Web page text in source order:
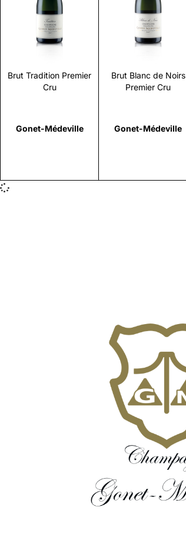
Brut Tradition Premier
Cru
Gonet-Médeville
Scopri
Brut Blanc de Noirs
Premier Cru
Gonet-Médeville
Scopri